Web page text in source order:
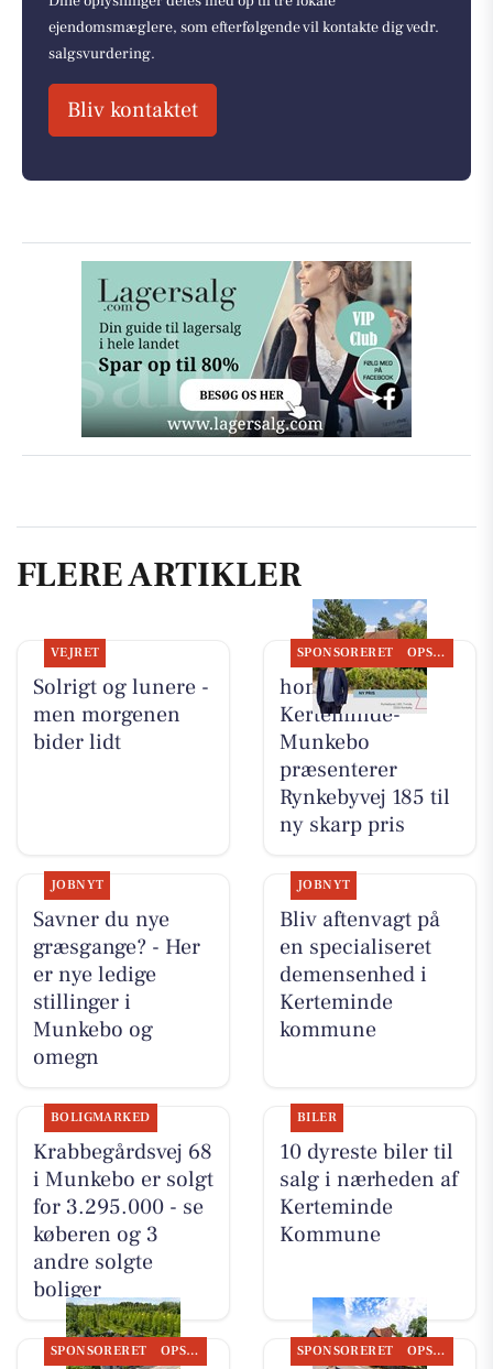
ejendomsmæglere, som efterfølgende vil kontakte dig vedr.
salgsvurdering.
Bliv kontaktet
FLERE ARTIKLER
VEJRET
Solrigt og lunere -
men morgenen
bider lidt
SPONSORERET OPSLAGSTAVLEN
home
Kerteminde-
Munkebo
præsenterer
Rynkebyvej 185 til
ny skarp pris
JOBNYT
Savner du nye
græsgange? - Her
er nye ledige
stillinger i
Munkebo og
omegn
JOBNYT
Bliv aftenvagt på
en specialiseret
demensenhed i
Kerteminde
kommune
BOLIGMARKED
Krabbegårdsvej 68
i Munkebo er solgt
for 3.295.000 - se
køberen og 3
andre solgte
boliger
BILER
10 dyreste biler til
salg i nærheden af
Kerteminde
Kommune
SPONSORERET OPSLAGSTAVLEN SPONSORERET OPSLAGSTAVLEN